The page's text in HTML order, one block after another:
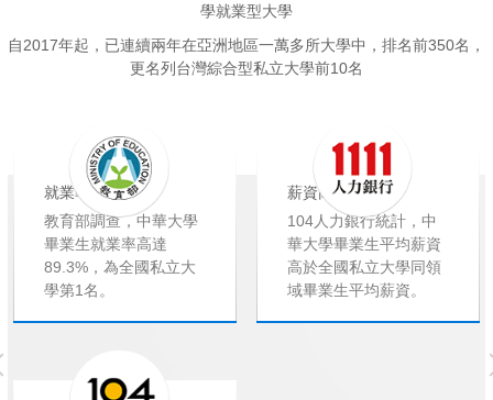
學就業型大學
自2017年起，已連續兩年在亞洲地區一萬多所大學中，排名前350名，
更名列台灣綜合型私立大學前10名
就業率高
教育部調查，中華大學
畢業生就業率高達
89.3%，為全國私立大
學第1名。
薪資高
104人力銀行統計，中
華大學畢業生平均薪資
高於全國私立大學同領
域畢業生平均薪資。